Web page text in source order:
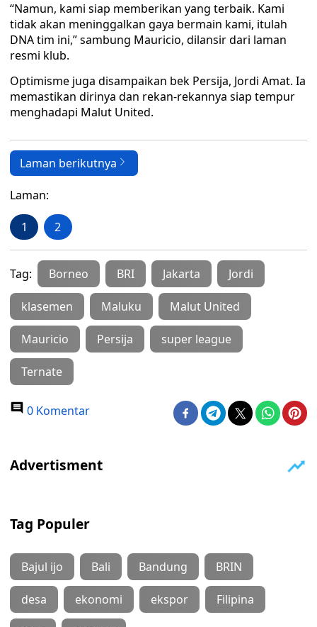
“Namun, kami siap memberikan yang terbaik. Kami
tidak akan meninggalkan gaya bermain kami, itulah
DNA tim ini,” sambung Mauricio, dilansir dari laman
resmi klub.
Optimisme juga disampaikan bek Persija, Jordi Amat. Ia
memastikan dirinya dan rekan-rekannya siap tempur
menghadapi Malut United.
Laman berikutnya
Laman:
1 2
Tag: Borneo BRI Jakarta Jordi
klasemen Maluku Malut United
Mauricio Persija super league
Ternate
0 Komentar
Tag Populer
Bajul ijo Bali Bandung BRIN
desa ekonomi ekspor Filipina